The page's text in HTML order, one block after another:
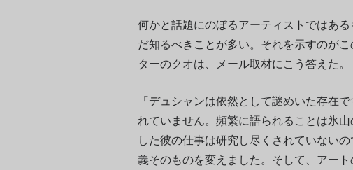
何かと話題にのぼるアーティストではあ
だ知るべきことが多い。それを示すのが
ターのクオは、メール取材にこう答えた。
「デュシャンは依然として謎めいた存在
れていません。頻繁に語られることは氷
した彼の仕事は研究し尽くされていない
義そのものを変えました。そして、アー